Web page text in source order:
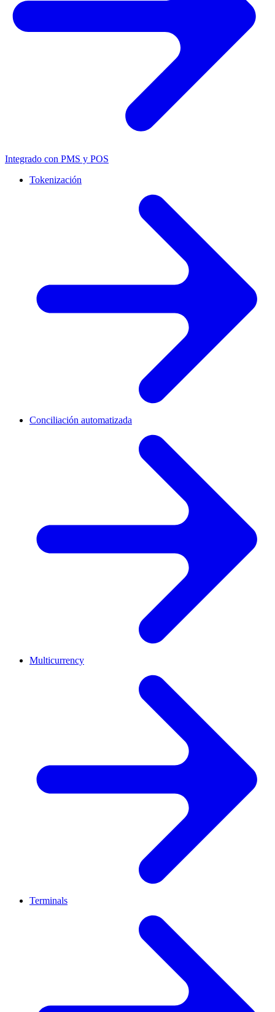
Integrado con PMS y POS
Tokenización
Conciliación automatizada
Multicurrency
Terminals